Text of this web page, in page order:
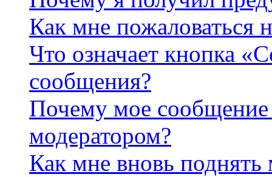
Как мне пожаловаться
Что означает кнопка
сообщения?
Почему мое сообщение
модератором?
Как мне вновь